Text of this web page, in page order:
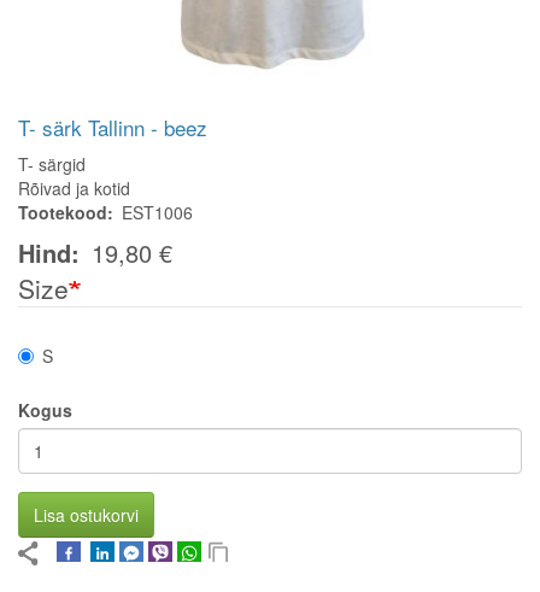
T- särk Tallinn - beez
T- särgid
Rõivad ja kotid
Tootekood
EST1006
Hind 19,80 €
Size
S
Kogus
Lisa ostukorvi